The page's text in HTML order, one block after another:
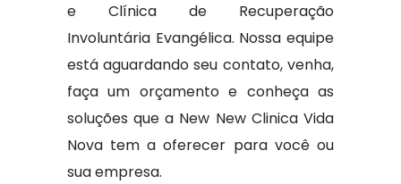
e Clínica de Recuperação
Involuntária Evangélica. Nossa equipe
está aguardando seu contato, venha,
faça um orçamento e conheça as
soluções que a New New Clinica Vida
Nova tem a oferecer para você ou
sua empresa.